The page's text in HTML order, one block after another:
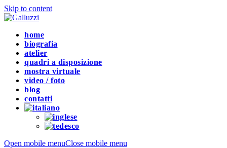
Skip to content
home
biografia
atelier
quadri a disposizione
mostra virtuale
video / foto
blog
contatti
Open mobile menuClose mobile menu